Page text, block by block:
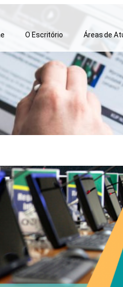
O Escritório Áreas de